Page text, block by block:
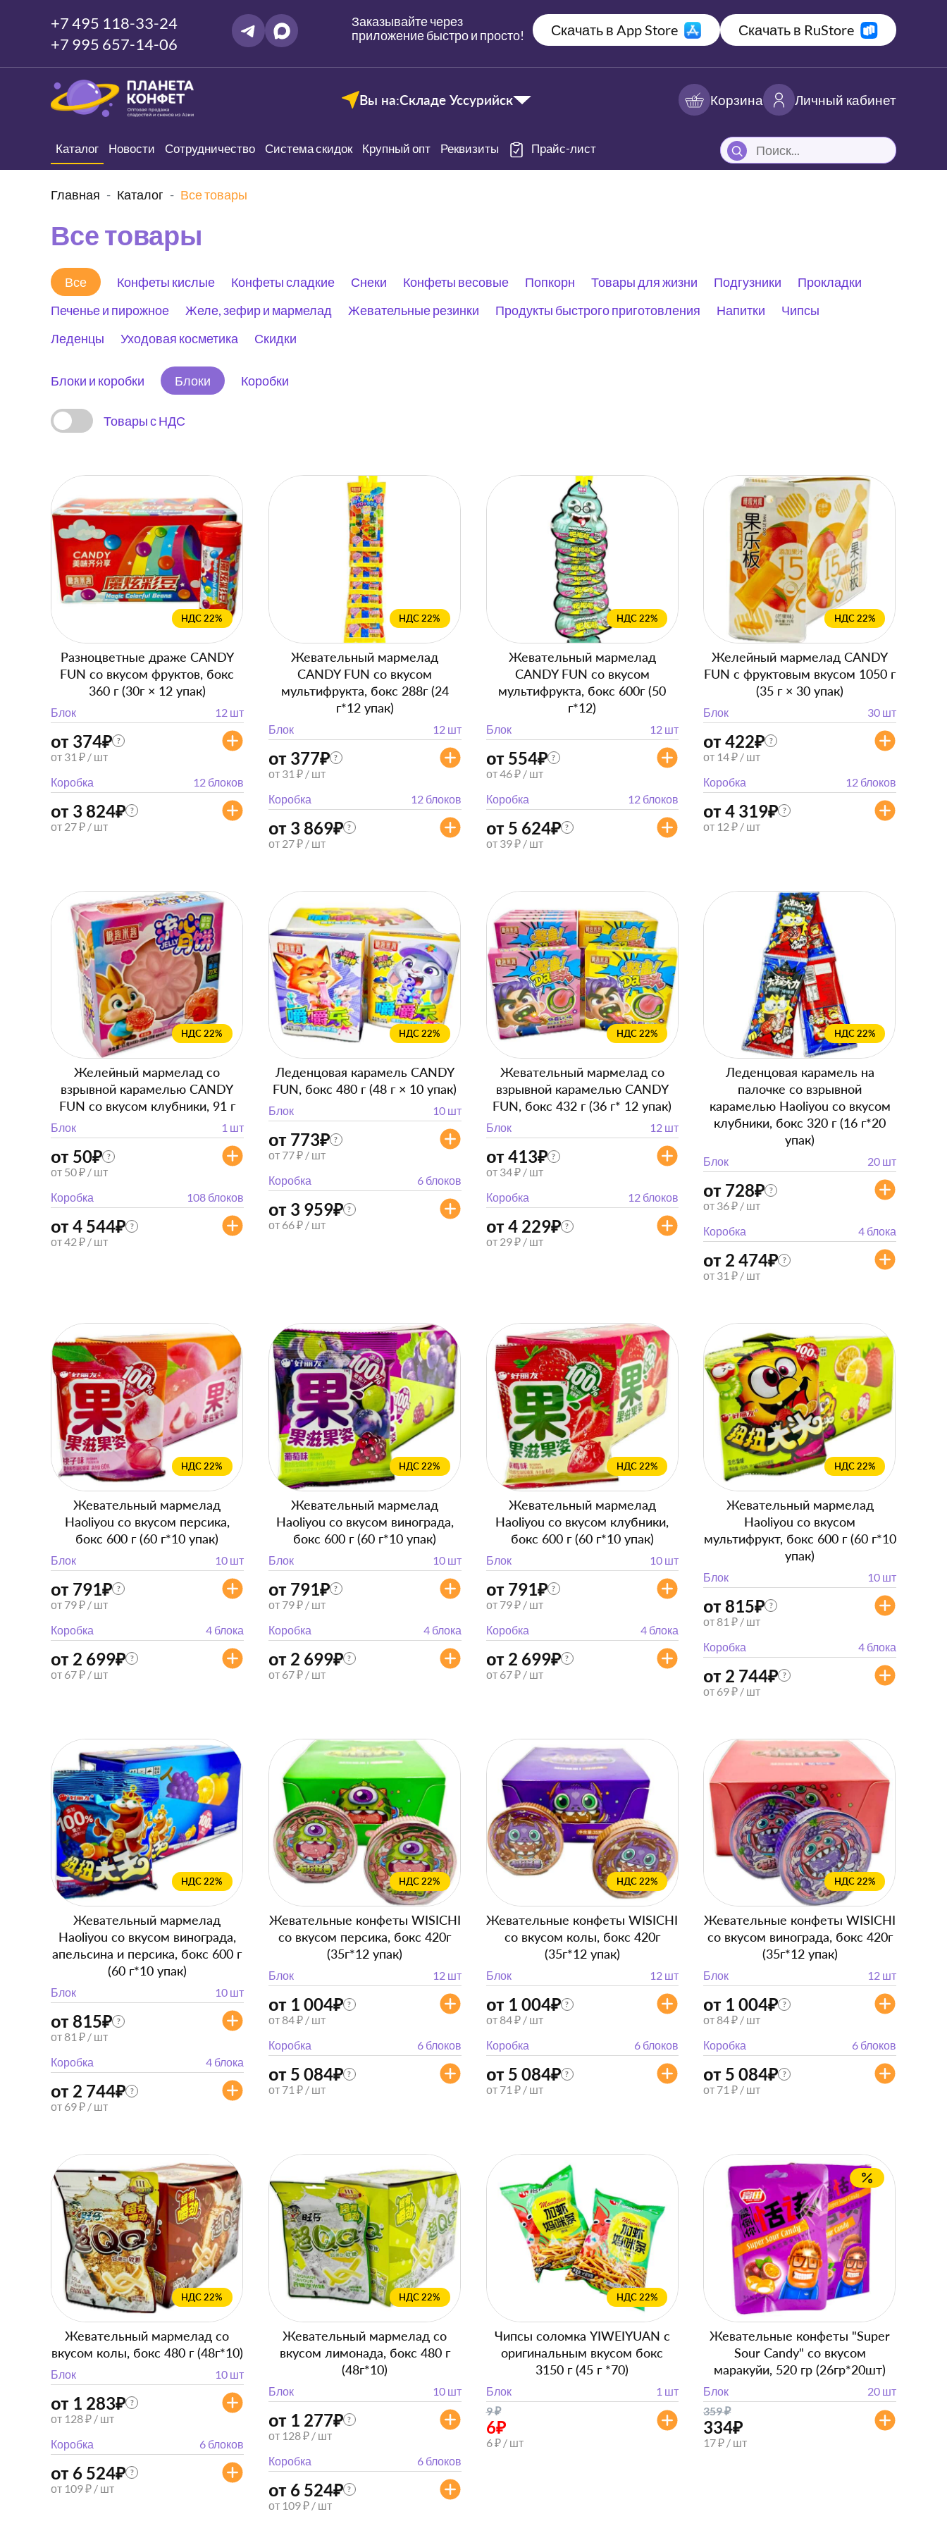
+7 495 118-33-24
+7 995 657-14-06
Заказывайте через
приложение быстро и просто!
Скачать в App Store Скачать в RuStore
Вы на:Складе Уссурийск Корзина Личный кабинет
Каталог Новости Сотрудничество Система скидок Крупный опт Реквизиты Прайс-лист
Главная Каталог Все товары
Все товары
Все Конфеты кислые Конфеты сладкие Снеки Конфеты весовые Попкорн Товары для жизни Подгузники
Прокладки
Печенье и пирожное
Желе, зефир и мармелад Жевательные резинки Продукты быстрого приготовления Напитки
Чипсы
Леденцы
Уходовая косметика Скидки
Блоки и коробки Блоки Коробки
Товары с НДС
НДС 22%
Разноцветные драже CANDY
FUN со вкусом фруктов, бокс
360 г (30г × 12 упак)
Блок 12 шт
от 374₽ ?
от 31 ₽ / шт
Коробка
12 блоков
от 3 824₽ ?
от 27 ₽ / шт
НДС 22%
Жевательный мармелад
CANDY FUN со вкусом
мультифрукта, бокс 288г (24
г*12 упак)
Блок 12 шт
от 377₽ ?
от 31 ₽ / шт
Коробка
12 блоков
от 3 869₽ ?
от 27 ₽ / шт
НДС 22%
Жевательный мармелад
CANDY FUN со вкусом
мультифрукта, бокс 600г (50
г*12)
Блок 12 шт
от 554₽ ?
от 46 ₽ / шт
Коробка
12 блоков
от 5 624₽ ?
от 39 ₽ / шт
НДС 22%
Желейный мармелад CANDY
FUN с фруктовым вкусом 1050 г
(35 г × 30 упак)
Блок 30 шт
от 422₽ ?
от 14 ₽ / шт
Коробка
12 блоков
от 4 319₽ ?
от 12 ₽ / шт
НДС 22%
Желейный мармелад со
взрывной карамелью CANDY
FUN со вкусом клубники, 91 г
Блок 1 шт
от 50₽ ?
от 50 ₽ / шт
Коробка
108 блоков
от 4 544₽ ?
от 42 ₽ / шт
НДС 22%
Леденцовая карамель CANDY
FUN, бокс 480 г (48 г × 10 упак)
Блок 10 шт
от 773₽ ?
от 77 ₽ / шт
Коробка
6 блоков
от 3 959₽ ?
от 66 ₽ / шт
НДС 22%
Жевательный мармелад со
взрывной карамелью CANDY
FUN, бокс 432 г (36 г* 12 упак)
Блок 12 шт
от 413₽ ?
от 34 ₽ / шт
Коробка
12 блоков
от 4 229₽ ?
от 29 ₽ / шт
НДС 22%
Леденцовая карамель на
палочке со взрывной
карамелью Haoliyou со вкусом
клубники, бокс 320 г (16 г*20
упак)
Блок 20 шт
от 728₽ ?
от 36 ₽ / шт
Коробка
4 блока
от 2 474₽ ?
от 31 ₽ / шт
НДС 22%
Жевательный мармелад
Haoliyou со вкусом персика,
бокс 600 г (60 г*10 упак)
Блок 10 шт
от 791₽ ?
от 79 ₽ / шт
Коробка
4 блока
от 2 699₽ ?
от 67 ₽ / шт
НДС 22%
Жевательный мармелад
Haoliyou со вкусом винограда,
бокс 600 г (60 г*10 упак)
Блок 10 шт
от 791₽ ?
от 79 ₽ / шт
Коробка
4 блока
от 2 699₽ ?
от 67 ₽ / шт
НДС 22%
Жевательный мармелад
Haoliyou со вкусом клубники,
бокс 600 г (60 г*10 упак)
Блок 10 шт
от 791₽ ?
от 79 ₽ / шт
Коробка
4 блока
от 2 699₽ ?
от 67 ₽ / шт
НДС 22%
Жевательный мармелад
Haoliyou со вкусом
мультифрукт, бокс 600 г (60 г*10
упак)
Блок 10 шт
от 815₽ ?
от 81 ₽ / шт
Коробка
4 блока
от 2 744₽ ?
от 69 ₽ / шт
НДС 22%
Жевательный мармелад
Haoliyou со вкусом винограда,
апельсина и персика, бокс 600 г
(60 г*10 упак)
Блок 10 шт
от 815₽ ?
от 81 ₽ / шт
Коробка
4 блока
от 2 744₽ ?
от 69 ₽ / шт
НДС 22%
Жевательные конфеты WISICHI
со вкусом персика, бокс 420г
(35г*12 упак)
Блок 12 шт
от 1 004₽ ?
от 84 ₽ / шт
Коробка
6 блоков
от 5 084₽ ?
от 71 ₽ / шт
НДС 22%
Жевательные конфеты WISICHI
со вкусом колы, бокс 420г
(35г*12 упак)
Блок 12 шт
от 1 004₽ ?
от 84 ₽ / шт
Коробка
6 блоков
от 5 084₽ ?
от 71 ₽ / шт
НДС 22%
Жевательные конфеты WISICHI
со вкусом винограда, бокс 420г
(35г*12 упак)
Блок 12 шт
от 1 004₽ ?
от 84 ₽ / шт
Коробка
6 блоков
от 5 084₽ ?
от 71 ₽ / шт
НДС 22%
Жевательный мармелад со
вкусом колы, бокс 480 г (48г*10)
Блок 10 шт
от 1 283₽ ?
от 128 ₽ / шт
Коробка
6 блоков
от 6 524₽ ?
от 109 ₽ / шт
НДС 22%
Жевательный мармелад со
вкусом лимонада, бокс 480 г
(48г*10)
Блок 10 шт
от 1 277₽ ?
от 128 ₽ / шт
Коробка
6 блоков
от 6 524₽ ?
от 109 ₽ / шт
НДС 22%
Чипсы соломка YIWEIYUAN с
оригинальным вкусом бокс
3150 г (45 г *70)
Блок
1 шт
9₽
6₽
6 ₽ / шт
Жевательные конфеты "Super
Sour Candy" со вкусом
маракуйи, 520 гр (26гр*20шт)
Блок
20 шт
359₽
334₽
17 ₽ / шт